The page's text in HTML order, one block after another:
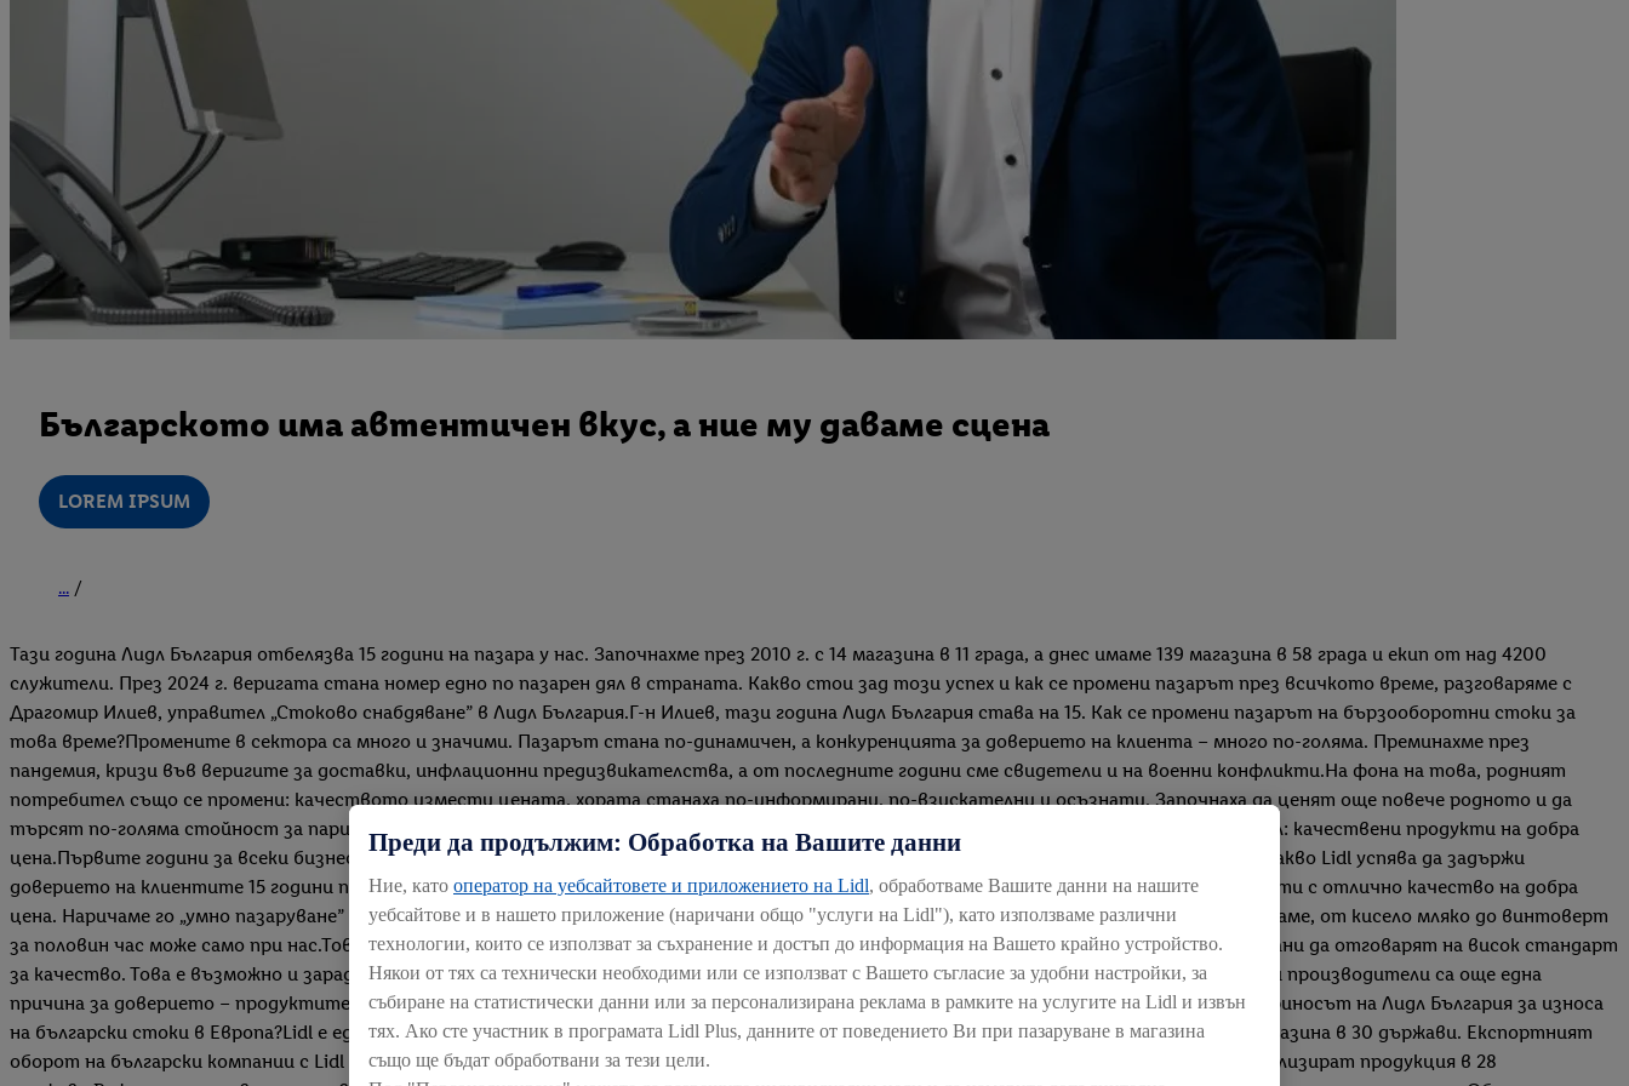
Българското има автентичен вкус, а ние му даваме сцена
LOREM IPSUM
...
Тази година Лидл България отбелязва 15 години на пазара у нас. Започнахме през 2010 г. с 14 магазина в 11 града, а днес имаме 139 магазина в 58 града и екип от над 4200
служители. През 2024 г. веригата стана номер едно по пазарен дял в страната. Какво стои зад този успех и как се промени пазарът през всичкото време, разговаряме с
Драгомир Илиев, управител „Стоково снабдяване” в Лидл България.Г-н Илиев, тази година Лидл България става на 15. Как се промени пазарът на бързооборотни стоки за
това време?Промените в сектора са много и значими. Пазарът стана по-динамичен, а конкуренцията за доверието на клиента – много по-голяма. Преминахме през
пандемия, кризи във веригите за доставки, инфлационни предизвикателства, а от последните години сме свидетели и на военни конфликти.На фона на това, родният
потребител също се промени: качеството измести цената, хората станаха по-информирани, по-взискателни и осъзнати. Започнаха да ценят още повече родното и да
търсят по-голяма стойност за парите си. Това, че нашият пазарен дял расте, означава, че успешно отговаряме на тези нужди с ясна цел: качествени продукти на добра
цена.Първите години за всеки бизнес са изключително важни, защото това е времето, в което се градят връзки, процеси и доверие. С какво Lidl успява да задържи
доверието на клиентите 15 години по-късно?Нашата лидерска позиция е резултат от желанието ежедневно да даваме на хората продукти с отлично качество на добра
цена. Наричаме го „умно пазаруване” – да напазаруваш всичко, което ти трябва, бързо и лесно на едно място. Както обичаме да се шегуваме, от кисело мляко до винтоверт
за половин час може само при нас.Това се дължи на внимателно подбран асортимент. Вместо 35 вида шунка, имаме няколко, но селектирани да отговарят на висок стандарт
за качество. Това е възможно и заради собствените марки, с които контролираме качеството. Устойчивите партньорства с български производители са още една
причина за доверието – продуктите им носят познатия вкус на родното, а с нас получават и уникални възможности за износ.Какъв е приносът на Лидл България за износа
на български стоки в Европа?Lidl е единствената компания в сектора, която дава на българските си партньори достъп до над 12 350 магазина в 30 държави. Експортният
оборот на български компании с Lidl само за миналата година възлиза на 106,5 млн. лв. Така помогнахме на 39 родни производители да реализират продукция в 28
Преди да продължим: Обработка на Вашите данни
Ние, като оператор на уебсайтовете и приложението на Lidl, обработваме Вашите данни на нашите
уебсайтове и в нашето приложение (наричани общо "услуги на Lidl"), като използваме различни
технологии, които се използват за съхранение и достъп до информация на Вашето крайно устройство.
Някои от тях са технически необходими или се използват с Вашето съгласие за удобни настройки, за
събиране на статистически данни или за персонализирана реклама в рамките на услугите на Lidl и извън
тях. Ако сте участник в програмата Lidl Plus, данните от поведението Ви при пазаруване в магазина
също ще бъдат обработвани за тези цели.